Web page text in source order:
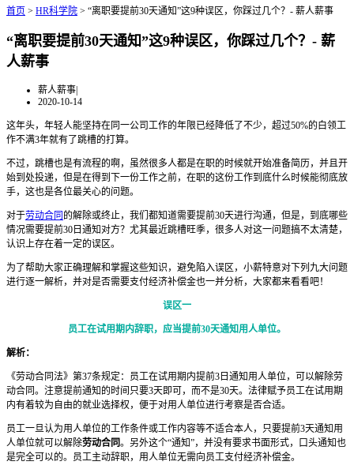
首页 > HR科学院 > “离职要提前30天通知”这9种误区，你踩过几个？- 薪人薪事
“离职要提前30天通知”这9种误区，你踩过几个？- 薪
人薪事
薪人薪事|
2020-10-14
这年头，年轻人能坚持在同一公司工作的年限已经降低了不少，超过50%的白领工
作不满3年就有了跳槽的打算。
不过，跳槽也是有流程的啊，虽然很多人都是在职的时候就开始准备简历，并且开
始到处投递，但是在得到下一份工作之前，在职的这份工作到底什么时候能彻底放
手，这也是各位最关心的问题。
对于劳动合同 的解除或终止，我们都知道需要提前30天进行沟通，但是，到底哪些
情况需要提前30日通知对方？尤其最近跳槽旺季，很多人对这一问题搞不太清楚，
认识上存在着一定的误区。
为了帮助大家正确理解和掌握这些知识，避免陷入误区，小薪特意对下列九大问题
进行逐一解析，并对是否需要支付经济补偿金也一并分析，大家都来看看吧！
误区一
员工在试用期内辞职，应当提前30天通知用人单位。
解析：
《劳动合同法》第37条规定：员工在试用期内提前3日通知用人单位，可以解除劳
动合同。注意提前通知的时间只要3天即可，而不是30天。法律赋予员工在试用期
内有着较为自由的就业选择权，便于对用人单位进行考察是否合适。
员工一旦认为用人单位的工作条件或工作内容等不适合本人，只要提前3天通知用
人单位就可以解除劳动合同。另外这个“通知”，并没有要求书面形式，口头通知也
是完全可以的。员工主动辞职，用人单位无需向员工支付经济补偿金。